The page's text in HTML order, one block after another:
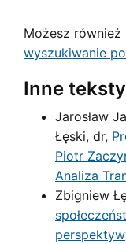
Możesz również
wyszukiwanie
Inne
Jarosław
Łęski, dr,
Piotr
Analiza
Zbigniew